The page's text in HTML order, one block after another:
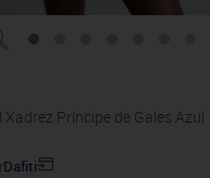
Príncipe de Gales Azul
Dafiti